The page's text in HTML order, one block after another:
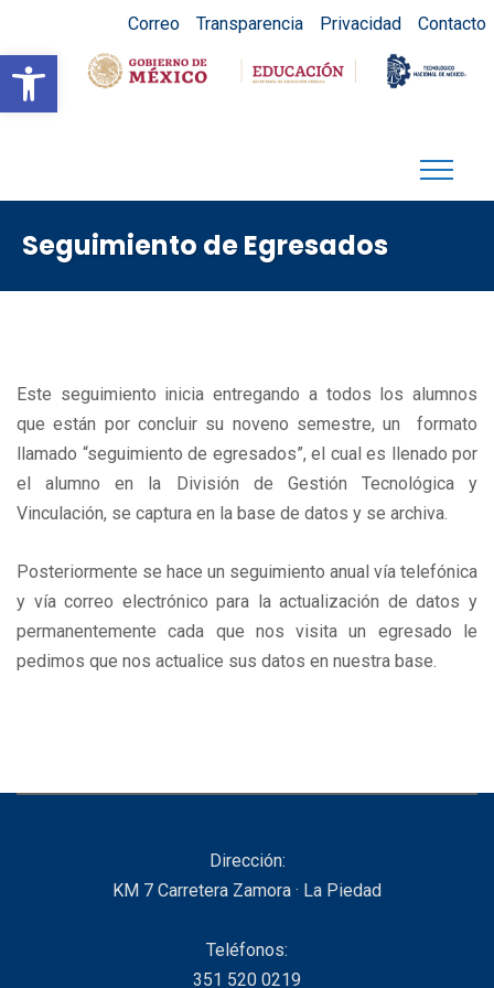
Abrir barra de herramientas
Correo Transparencia Privacidad Contacto
Seguimiento de Egresados
Este seguimiento inicia entregando a todos los alumnos
que están por concluir su noveno semestre, un formato
llamado “seguimiento de egresados”, el cual es llenado por
el alumno en la División de Gestión Tecnológica y
Vinculación, se captura en la base de datos y se archiva.
Posteriormente se hace un seguimiento anual vía telefónica
y vía correo electrónico para la actualización de datos y
permanentemente cada que nos visita un egresado le
pedimos que nos actualice sus datos en nuestra base.
Dirección:
KM 7 Carretera Zamora · La Piedad
Teléfonos:
351 520 0219